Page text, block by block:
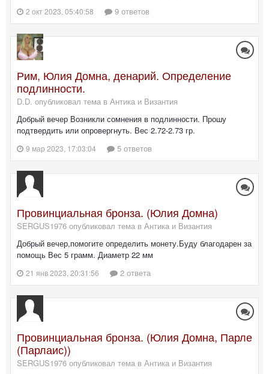
2 окт 2023, 05:40:58 9 ответов
Рим, Юлия Домна, денарий. Определение
подлинности.
D.D. опубликовал тема в Антика и Византия
Добрый вечер Возникли сомнения в подлинности. Прошу
подтвердить или опровергнуть. Вес 2.72-2.73 гр.
9 мар 2023, 17:03:04 5 ответов
Провинциальная бронза. (Юлия Домна)
SERGUS1976 опубликовал тема в Антика и Византия
Добрый вечер,помогите определить монету.Буду благодарен за
помощь Вес 5 грамм. Диаметр 22 мм
21 янв 2023, 20:31:56 2 ответа
Провинциальная бронза. (Юлия Домна, Парле
(Парлаис))
SERGUS1976 опубликовал тема в Антика и Византия